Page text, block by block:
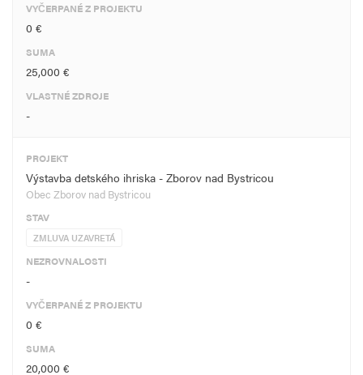
VYČERPANÉ Z PROJEKTU
0 €
SUMA
25,000 €
VLASTNÉ ZDROJE
-
PROJEKT
Výstavba detského ihriska - Zborov nad Bystricou
Obec Zborov nad Bystricou
STAV
ZMLUVA UZAVRETÁ
NEZROVNALOSTI
-
VYČERPANÉ Z PROJEKTU
0 €
SUMA
20,000 €